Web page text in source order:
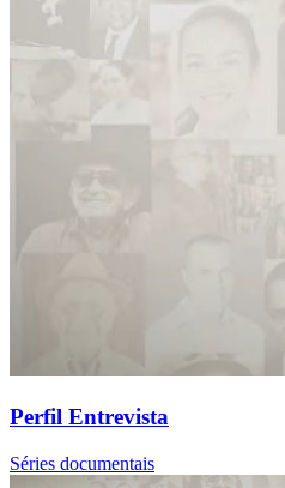
Perfil Entrevista
Séries documentais